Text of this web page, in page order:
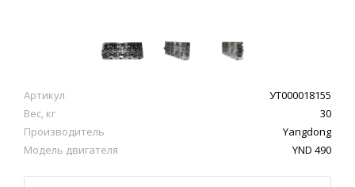
Артикул
УТ000018155
Вес, кг
30
Производитель
Yangdong
Модель двигателя
YND 490